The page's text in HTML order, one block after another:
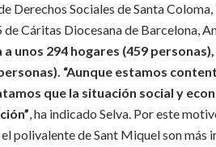
Derechos Sociales de Santa
Cáritas Diocesana de Barcelona,
unos 294 hogares (459
“Aunque estamos
que la situación social y
, ha indicado Selva. Por este
polivalente de Sant Miquel son más